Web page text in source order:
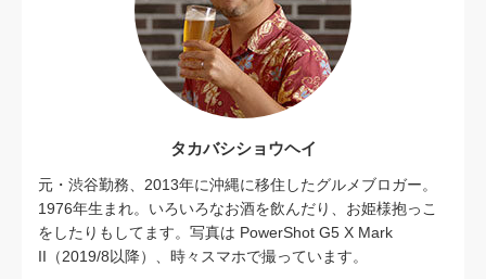
タカバシショウヘイ
元・渋谷勤務、2013年に沖縄に移住したグルメブロガー。
1976年生まれ。いろいろなお酒を飲んだり、お姫様抱っこ
をしたりもしてます。写真は PowerShot G5 X Mark
II（2019/8以降）、時々スマホで撮っています。